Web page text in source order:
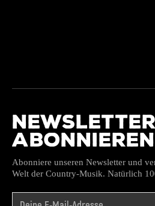
NEWSLETTER
ABONNIEREN
Abonniere unseren Newsletter und
Welt der Country-Musik. Natürlich